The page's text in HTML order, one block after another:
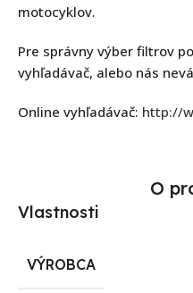
motocyklov.
Pre správny výber filtrov
vyhľadávač, alebo nás
Online vyhľadávač: http://
O
Vlastnosti
VÝROBCA